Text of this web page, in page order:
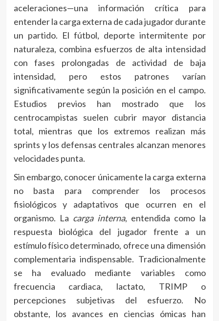
aceleraciones—una información crítica para
entender la carga externa de cada jugador durante
un partido. El fútbol, deporte intermitente por
naturaleza, combina esfuerzos de alta intensidad
con fases prolongadas de actividad de baja
intensidad, pero estos patrones varían
significativamente según la posición en el campo.
Estudios previos han mostrado que los
centrocampistas suelen cubrir mayor distancia
total, mientras que los extremos realizan más
sprints y los defensas centrales alcanzan menores
velocidades punta.
Sin embargo, conocer únicamente la carga externa
no basta para comprender los procesos
fisiológicos y adaptativos que ocurren en el
organismo. La carga interna, entendida como la
respuesta biológica del jugador frente a un
estímulo físico determinado, ofrece una dimensión
complementaria indispensable. Tradicionalmente
se ha evaluado mediante variables como
frecuencia cardiaca, lactato, TRIMP o
percepciones subjetivas del esfuerzo. No
obstante, los avances en ciencias ómicas han